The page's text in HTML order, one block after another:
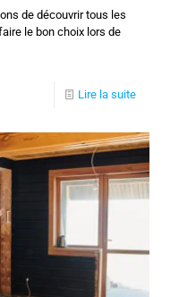
de découvrir tous les
le bon choix lors de
Lire la suite